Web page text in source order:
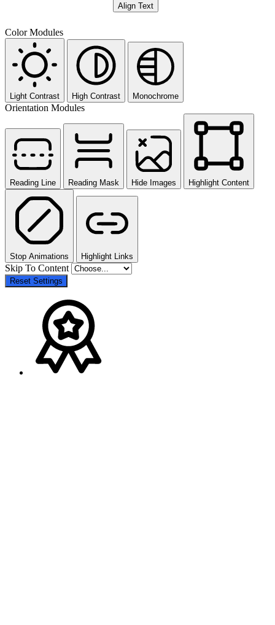
Align Text
Color Modules
Light Contrast High Contrast Monochrome
Orientation Modules
Reading Line Reading Mask Hide Images Highlight Content
Stop Animations Highlight Links
Skip To Content
Reset Settings